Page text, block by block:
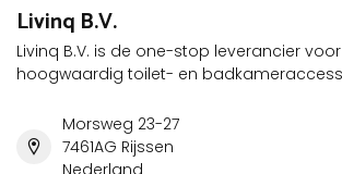
Livinq B.V.
Livinq B.V. is de one-stop leverancier
hoogwaardig toilet- en
Morsweg 23-27
7461AG Rijssen
Nederland